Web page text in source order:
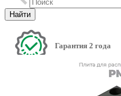
Найти
Гарантия 2 года